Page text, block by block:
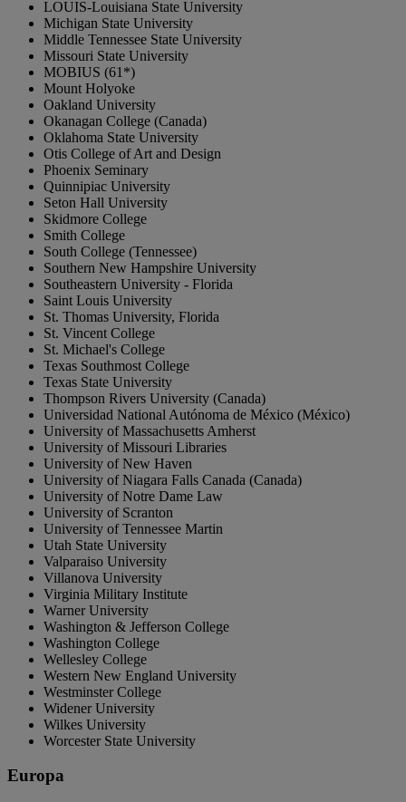
LOUIS-Louisiana State University
Michigan State University
Middle Tennessee State University
Missouri State University
MOBIUS (61*)
Mount Holyoke
Oakland University
Okanagan College (Canada)
Oklahoma State University
Otis College of Art and Design
Phoenix Seminary
Quinnipiac University
Seton Hall University
Skidmore College
Smith College
South College (Tennessee)
Southern New Hampshire University
Southeastern University - Florida
Saint Louis University
St. Thomas University, Florida
St. Vincent College
St. Michael's College
Texas Southmost College
Texas State University
Thompson Rivers University (Canada)
Universidad National Autónoma de México (México)
University of Massachusetts Amherst
University of Missouri Libraries
University of New Haven
University of Niagara Falls Canada (Canada)
University of Notre Dame Law
University of Scranton
University of Tennessee Martin
Utah State University
Valparaiso University
Villanova University
Virginia Military Institute
Warner University
Washington & Jefferson College
Washington College
Wellesley College
Western New England University
Westminster College
Widener University
Wilkes University
Worcester State University
Europa